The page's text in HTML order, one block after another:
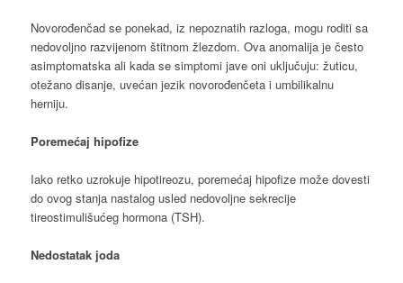
Novorođenčad se ponekad, iz nepoznatih razloga, mogu roditi sa
nedovoljno razvijenom štitnom žlezdom. Ova anomalija je često
asimptomatska ali kada se simptomi jave oni uključuju: žuticu,
otežano disanje, uvećan jezik novorođenčeta i umbilikalnu
herniju.
Poremećaj hipofize
Iako retko uzrokuje hipotireozu, poremećaj hipofize može dovesti
do ovog stanja nastalog usled nedovoljne sekrecije
tireostimulišućeg hormona (TSH).
Nedostatak joda